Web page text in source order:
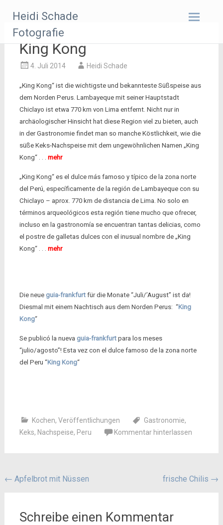
Inhalt
springen
Heidi Schade
Fotografie
King Kong
4. Juli 2014 Heidi Schade
„King Kong“ ist die wichtigste und bekannteste Süßspeise aus
dem Norden Perus. Lambayeque mit seiner Hauptstadt
Chiclayo ist etwa 770 km von Lima entfernt. Nicht nur in
archäologischer Hinsicht hat diese Region viel zu bieten, auch
in der Gastronomie findet man so manche Köstlichkeit, wie die
süße Keks-Nachspeise mit dem ungewöhnlichen Namen „King
Kong“ . . . mehr
„King Kong“ es el dulce más famoso y típico de la zona norte
del Perú, específicamente de la región de Lambayeque con su
Chiclayo – aprox. 770 km de distancia de Lima. No solo en
términos arqueológicos esta región tiene mucho que ofrecer,
incluso en la gastronomía se encuentran tantas delicias, como
el postre de galletas dulces con el inusual nombre de „King
Kong“ . . . mehr
Die neue guia-frankfurtfür die Monate “Juli/’August” ist da!
Diesmal mit einem Nachtisch aus dem Norden Perus: “King
Kong“
Se publicó la nueva guia-frankfurtpara los meses
“julio/agosto”! Esta vez con el dulce famoso de la zona norte
del Peru “King Kong“
Kochen, Veröffentlichungen Gastronomie,
Keks, Nachspeise, Peru Kommentar hinterlassen
Beitragsnavigation
← Apfelbrot mit Nüssen frische Chilis →
Schreibe einen Kommentar